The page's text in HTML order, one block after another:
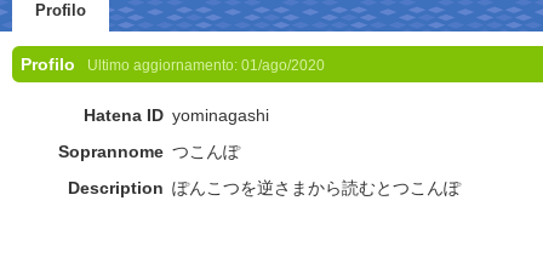
Profilo
Profilo Ultimo aggiornamento: 01/ago/2020
Hatena ID yominagashi
Soprannome つこんぽ
Description ぽんこつを逆さまから読むとつこんぽ